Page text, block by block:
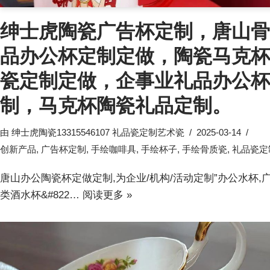
绅士虎陶瓷广告杯定制，唐山
品办公杯定制定做，陶瓷马克
瓷定制定做，企事业礼品办公
制，马克杯陶瓷礼品定制。
由 绅士虎陶瓷13315546107 礼品瓷定制艺术瓷
2025-03-14
创新产品, 广告杯定制 , 手绘咖啡具, 手绘杯子, 手绘骨质瓷, 礼品瓷定
唐山办公陶瓷杯定做定制,为企业/机构/活动定制”办公水杯,
类酒水杯&#822… 阅读更多 »